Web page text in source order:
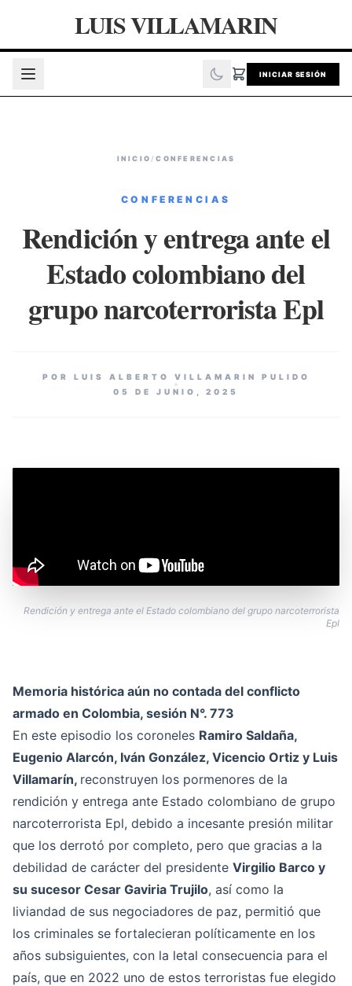
LUIS VILLAMARIN
INICIAR SESIÓN
INICIO /CONFERENCIAS
CONFERENCIAS
Rendición y entrega ante el
Estado colombiano del
grupo narcoterrorista Epl
POR LUIS ALBERTO VILLAMARIN PULIDO
05 DE JUNIO, 2025
Rendición y entrega ante el Estado colombiano del grupo narcoterrorista
Epl
Memoria histórica aún no contada del conflicto
armado en Colombia, sesión N°. 773
En este episodio los coroneles Ramiro Saldaña,
Eugenio Alarcón, Iván González, Vicencio Ortiz y Luis
Villamarín, reconstruyen los pormenores de la
rendición y entrega ante Estado colombiano de grupo
narcoterrorista Epl, debido a incesante presión militar
que los derrotó por completo, pero que gracias a la
debilidad de carácter del presidente Virgilio Barco y
su sucesor Cesar Gaviria Trujilo, así como la
liviandad de sus negociadores de paz, permitió que
los criminales se fortalecieran políticamente en los
años subsiguientes, con la letal consecuencia para el
país, que en 2022 uno de estos terroristas fue elegido